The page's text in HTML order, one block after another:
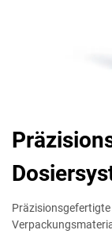
Präzisionsgefertigte